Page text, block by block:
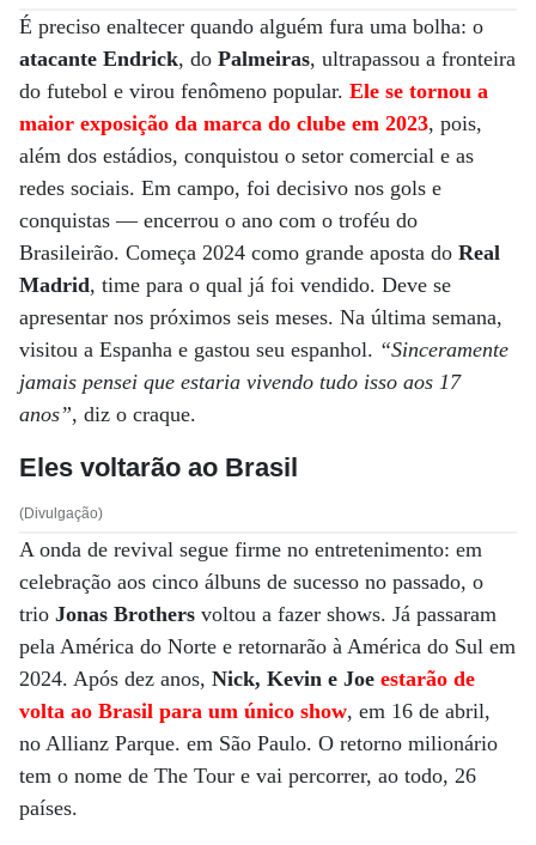
É preciso enaltecer quando alguém fura uma bolha: o
atacante Endrick, do Palmeiras, ultrapassou a fronteira
do futebol e virou fenômeno popular. Ele se tornou a
maior exposição da marca do clube em 2023, pois,
além dos estádios, conquistou o setor comercial e as
redes sociais. Em campo, foi decisivo nos gols e
conquistas — encerrou o ano com o troféu do
Brasileirão. Começa 2024 como grande aposta do Real
Madrid, time para o qual já foi vendido. Deve se
apresentar nos próximos seis meses. Na última semana,
visitou a Espanha e gastou seu espanhol. “Sinceramente
jamais pensei que estaria vivendo tudo isso aos 17
anos”, diz o craque.
Eles voltarão ao Brasil
(Divulgação)
A onda de revival segue firme no entretenimento: em
celebração aos cinco álbuns de sucesso no passado, o
trio Jonas Brothers voltou a fazer shows. Já passaram
pela América do Norte e retornarão à América do Sul em
2024. Após dez anos, Nick, Kevin e Joe estarão de
volta ao Brasil para um único show, em 16 de abril,
no Allianz Parque. em São Paulo. O retorno milionário
tem o nome de The Tour e vai percorrer, ao todo, 26
países.